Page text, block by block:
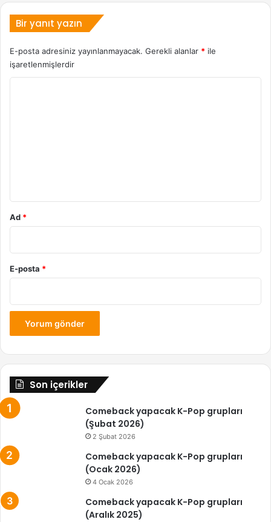
Bir yanıt yazın
E-posta adresiniz yayınlanmayacak. Gerekli alanlar * ile
işaretlenmişlerdir
Ad *
E-posta *
Son içerikler
Comeback yapacak K-Pop grupları
(Şubat 2026)
2 Şubat 2026
Comeback yapacak K-Pop grupları
(Ocak 2026)
4 Ocak 2026
Comeback yapacak K-Pop grupları
(Aralık 2025)